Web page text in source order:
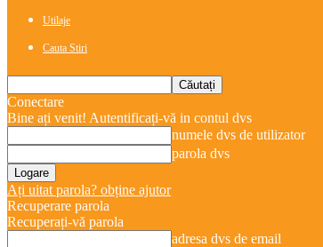
Utilaje
Cauta Stiri
Conectare
Bine ați venit! Autentificați-vă in contul dvs
numele dvs de utilizator
parola dvs
Ați uitat parola? obține ajutor
Recuperare parola
Recuperați-vă parola
adresa dvs de email